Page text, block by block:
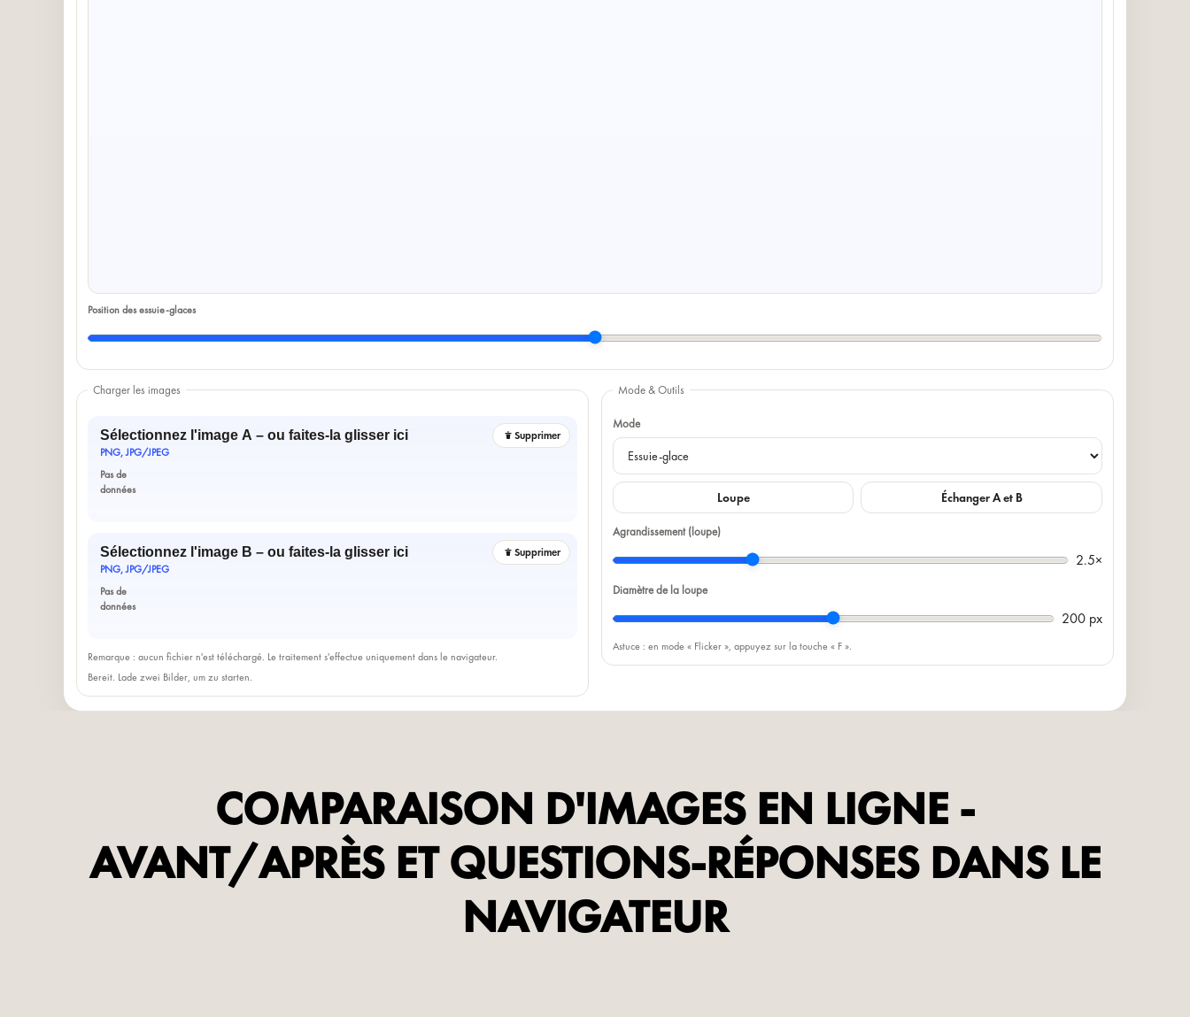
Position des essuie-glaces
Charger les images
Sélectionnez l'image A – ou faites-la glisser ici
PNG, JPG/JPEG
Pas de
données
Supprimer
Sélectionnez l'image B – ou faites-la glisser ici
PNG, JPG/JPEG
Pas de
données
Supprimer
Remarque : aucun fichier n'est téléchargé. Le traitement s'effectue uniquement dans le navigateur.
Bereit. Lade zwei Bilder, um zu starten.
Mode & Outils
Mode
Loupe Échanger A et B
Agrandissement (loupe)
2.5×
Diamètre de la loupe
200 px
Astuce : en mode « Flicker », appuyez sur la touche « F ».
COMPARAISON D'IMAGES EN LIGNE -
AVANT/APRÈS ET QUESTIONS-RÉPONSES DANS LE
NAVIGATEUR